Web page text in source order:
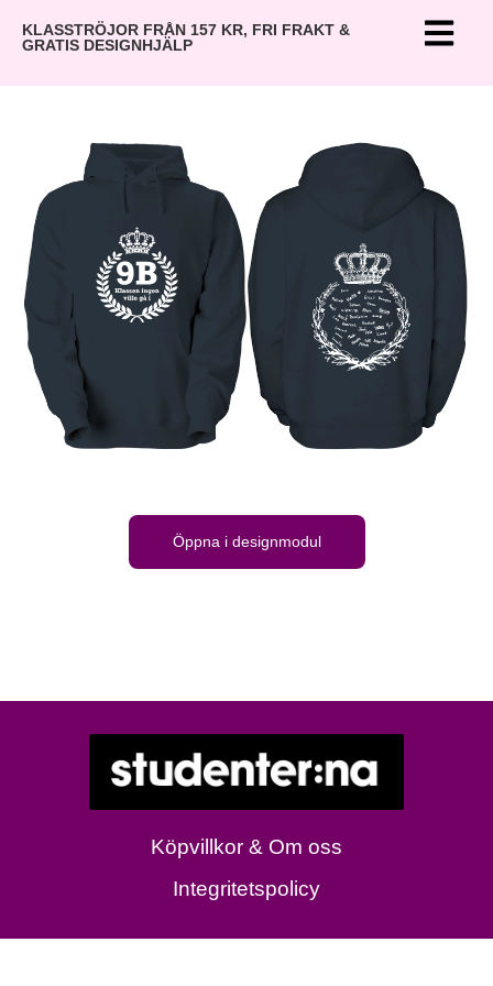
KLASSTRÖJOR FRÅN 157 KR, FRI FRAKT &
GRATIS DESIGNHJÄLP
Öppna i designmodul
Köpvillkor & Om oss
Integritetspolicy